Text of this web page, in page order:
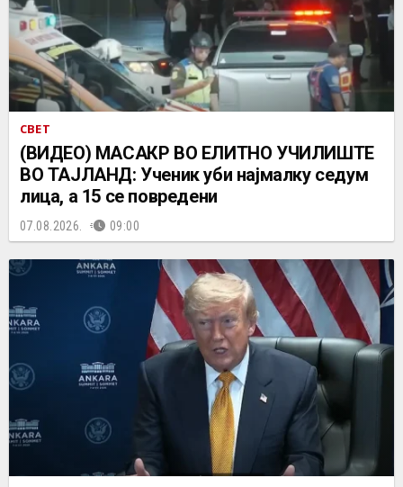
СВЕТ
(ВИДЕО) МАСАКР ВО ЕЛИТНО УЧИЛИШТЕ
ВО ТАЈЛАНД: Ученик уби најмалку седум
лица, а 15 се повредени
07.08.2026. 09:00